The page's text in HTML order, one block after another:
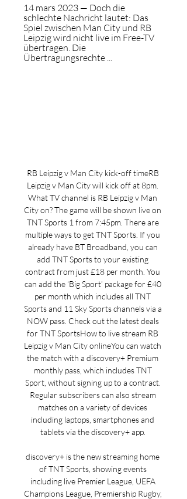
14 mars 2023 — Doch die
schlechte Nachricht lautet: Das
Spiel zwischen Man City und RB
Leipzig wird nicht live im Free-TV
übertragen. Die
Übertragungsrechte ...
RB Leipzig v Man City kick-off timeRB
Leipzig v Man City will kick off at 8pm.
What TV channel is RB Leipzig v Man
City on? The game will be shown live on
TNT Sports 1 from 7:45pm. There are
multiple ways to get TNT Sports. If you
already have BT Broadband, you can
add TNT Sports to your existing
contract from just £18 per month. You
can add the ‘Big Sport’ package for £40
per month which includes all TNT
Sports and 11 Sky Sports channels via a
NOW pass. Check out the latest deals
for TNT SportsHow to live stream RB
Leipzig v Man City onlineYou can watch
the match with a discovery+ Premium
monthly pass, which includes TNT
Sport, without signing up to a contract.
Regular subscribers can also stream
matches on a variety of devices
including laptops, smartphones and
tablets via the discovery+ app.
discovery+ is the new streaming home
of TNT Sports, showing events
including live Premier League, UEFA
Champions League, Premiership Rugby,